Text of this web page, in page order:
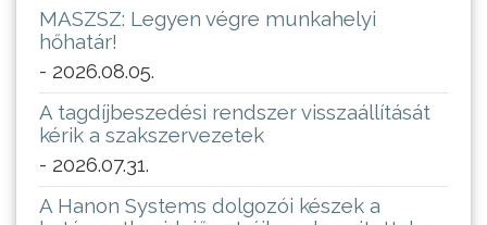
MASZSZ: Legyen végre munkahelyi
hőhatár!
- 2026.08.05.
A tagdíjbeszedési rendszer visszaállítását
kérik a szakszervezetek
- 2026.07.31.
A Hanon Systems dolgozói készek a